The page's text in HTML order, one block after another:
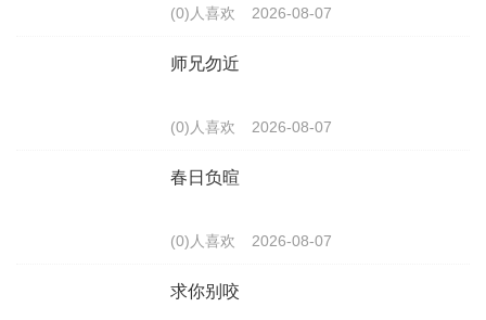
(0)人喜欢 2026-08-07
师兄勿近
(0)人喜欢 2026-08-07
春日负暄
(0)人喜欢 2026-08-07
求你别咬